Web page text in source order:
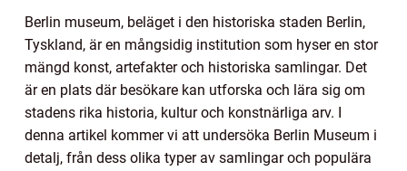
Berlin museum, beläget i den historiska staden Berlin,
Tyskland, är en mångsidig institution som hyser en stor
mängd konst, artefakter och historiska samlingar. Det
är en plats där besökare kan utforska och lära sig om
stadens rika historia, kultur och konstnärliga arv. I
denna artikel kommer vi att undersöka Berlin Museum i
detalj, från dess olika typer av samlingar och populära